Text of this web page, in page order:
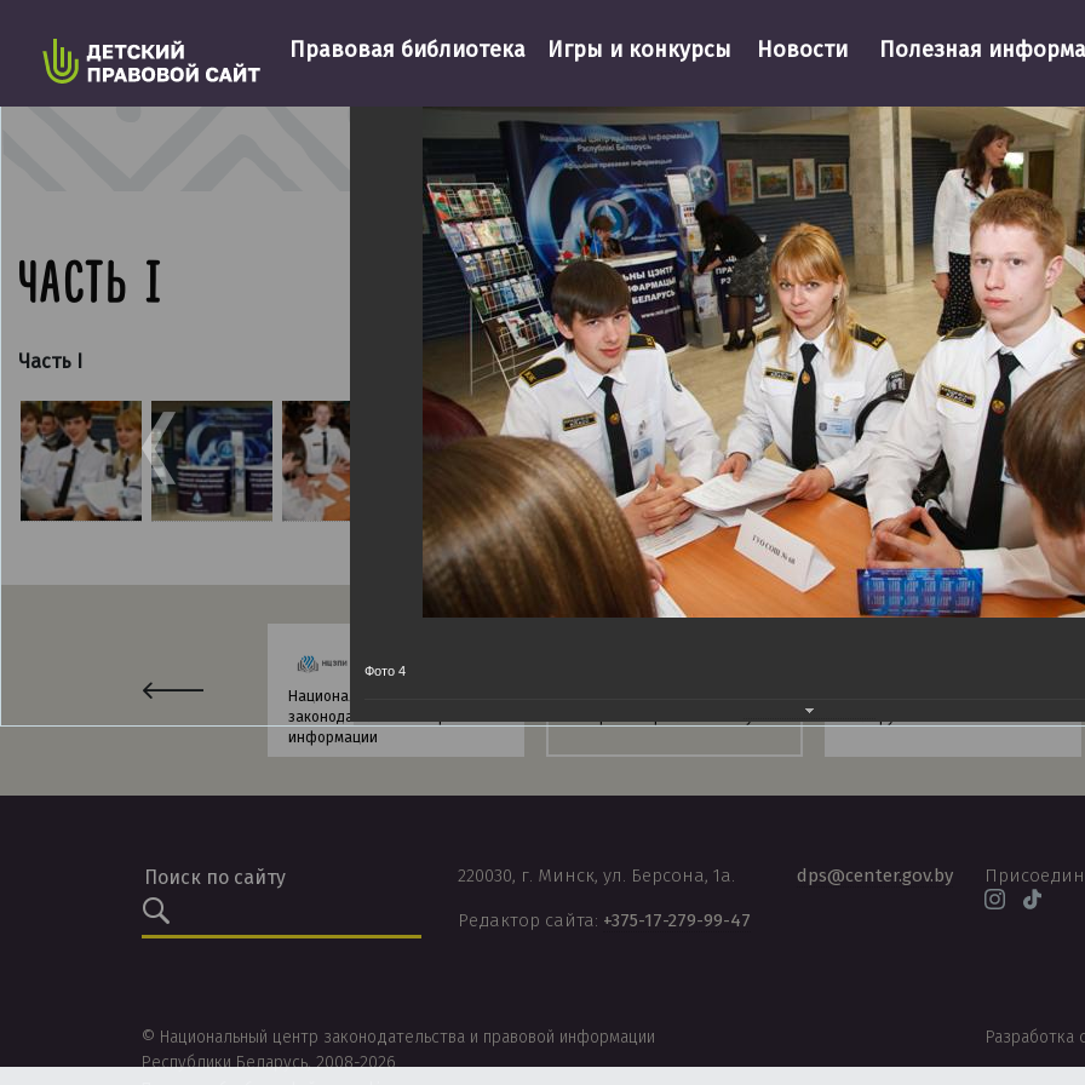
Правовая библиотека Игры и конкурсы Новости Полезная
X Городской конкурс по правовому воспитанию и
ЧАСТЬ I
Часть I
Национальный центр
законодательства и правовой
информации
220030, г. Минск, ул. Берсона, 1а.
Редактор сайта: +375-17-279-99-47
dps@center.gov.by
© Национальный центр законодательства и правовой информации
Республики Беларусь, 2008-2026.
Разработка
4 из
Фото 4